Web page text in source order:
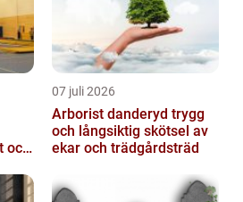
och
07 juli 2026
Arborist danderyd trygg
och långsiktig skötsel av
ekar och trädgårdsträd